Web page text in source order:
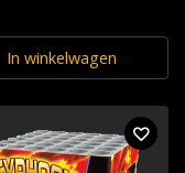
In winkelwagen